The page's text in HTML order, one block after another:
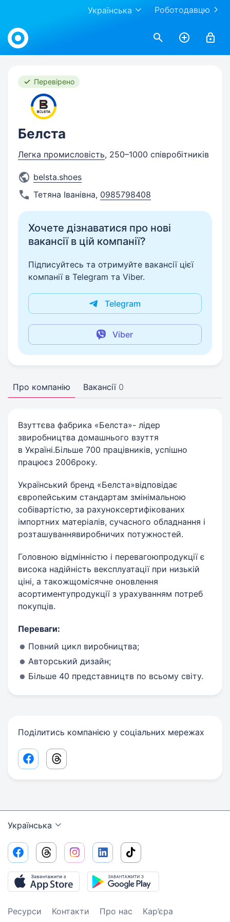
Роботодавцю
Українська
Work.ua
Перевірено
Белста
Легка промисловість, 250–1000 співробітників
belsta.shoes
Тетяна Іванівна, 0985798408
Хочете дізнаватися про нові
вакансії в цій компанії?
Підписуйтесь та отримуйте вакансії цієї
компанії в Telegram та Viber.
Telegram
Viber
Про компанію Вакансії 0
Взуттєва фабрика «Белста»- лідер
звиробництва домашнього взуття
в Україні.Більше 700 працівників, успішно
працюєз 2006року.
Український бренд «Белста»відповідає
європейським стандартам змінімальною
собівартістю, за рахуноксертифікованих
імпортних матеріалів, сучасного обладнання і
розташуваннявиробничих потужностей.
Головною відмінністю і перевагоюпродукції є
висока надійність вексплуатації при низькій
ціні, а такожщомісячне оновлення
асортиментупродукції з урахуванням потреб
покупців.
Переваги:
Повний цикл виробництва;
Авторський дизайн;
Більше 40 представництв по всьому світу.
Поділитись компанією у соціальних мережах
Facebook share link
Threads share link
Українська
Ресурси Контакти Про нас
Кар’єра